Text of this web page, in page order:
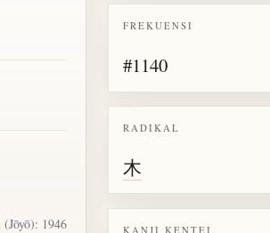
1946
FREKUENSI
#1140
RADIKAL
木
KANJI KENTEI